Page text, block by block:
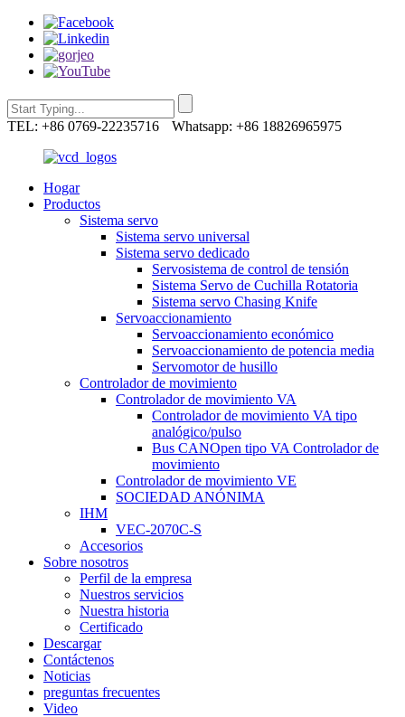
TEL: +86 0769-22235716 Whatsapp: +86 18826965975
Hogar
Productos
Sistema servo
Sistema servo universal
Sistema servo dedicado
Servosistema de control de tensión
Sistema Servo de Cuchilla Rotatoria
Sistema servo Chasing Knife
Servoaccionamiento
Servoaccionamiento económico
Servoaccionamiento de potencia media
Servomotor de husillo
Controlador de movimiento
Controlador de movimiento VA
Controlador de movimiento VA tipo
analógico/pulso
Bus CANOpen tipo VA Controlador de
movimiento
Controlador de movimiento VE
SOCIEDAD ANÓNIMA
IHM
VEC-2070C-S
Accesorios
Sobre nosotros
Perfil de la empresa
Nuestros servicios
Nuestra historia
Certificado
Descargar
Contáctenos
Noticias
preguntas frecuentes
Video